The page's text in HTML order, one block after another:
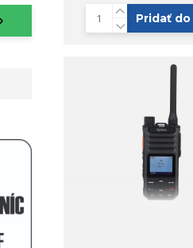
Pridať